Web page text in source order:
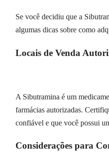
Se você decidiu que a
algumas dicas sobre como
Locais de Venda
A Sibutramina é um
farmácias autorizadas.
confiável e que você possui
Considerações para